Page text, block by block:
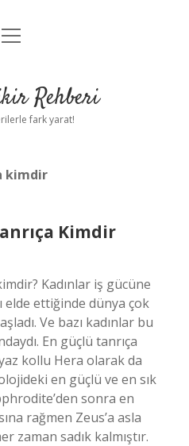
Politikası
Uyarı
menüyü
Rehberi
fark yarat!
kimdir
Kimdir
Kadınlar iş gücüne
elde ettiğinde dünya çok
Ve bazı kadınlar bu
En güçlü tanrıça
kollu Hera olarak da
en güçlü ve en sık
sonra en
rağmen Zeus’a asla
zaman sadık kalmıştır.